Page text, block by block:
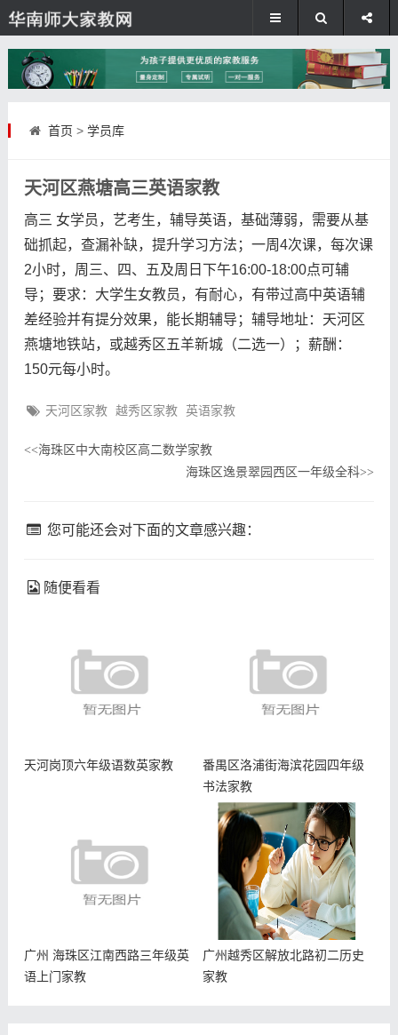
首页 > 学员库
天河区燕塘高三英语家教
高三 女学员，艺考生，辅导英语，基础薄弱，需要从基
础抓起，查漏补缺，提升学习方法；一周4次课，每次课
2小时，周三、四、五及周日下午16:00-18:00点可辅
导；要求：大学生女教员，有耐心，有带过高中英语辅
差经验并有提分效果，能长期辅导；辅导地址：天河区
燕塘地铁站，或越秀区五羊新城（二选一）；薪酬：
150元每小时。
天河区家教 越秀区家教 英语家教
<<海珠区中大南校区高二数学家教
海珠区逸景翠园西区一年级全科>>
您可能还会对下面的文章感兴趣：
随便看看
天河岗顶六年级语数英家教
番禺区洛浦街海滨花园四年级
书法家教
广州 海珠区江南西路三年级英
语上门家教
广州越秀区解放北路初二历史
家教